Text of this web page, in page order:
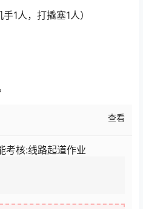
1人，打撬塞1人）
查看
考核:线路起道作业